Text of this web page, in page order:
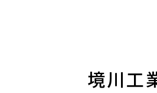
境川工